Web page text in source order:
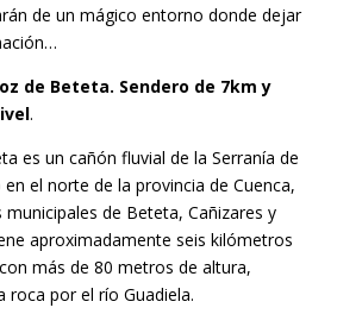
de un mágico entorno donde dejar
de Beteta. Sendero de 7km y
.
es un cañón fluvial de la Serranía de
el norte de la provincia de Cuenca,
de Beteta, Cañizares y
aproximadamente seis kilómetros
más de 80 metros de altura,
roca por el río Guadiela.​